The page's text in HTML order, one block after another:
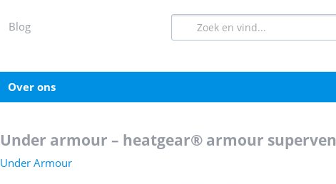
blog
over ons
under armour – heatgear® armour
Under Armour